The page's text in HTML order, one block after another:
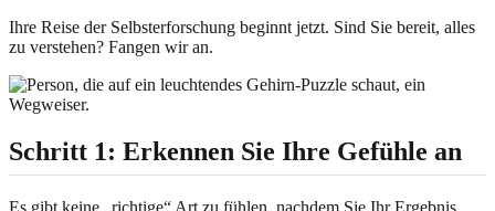
Ihre Reise der Selbsterforschung beginnt jetzt. Sind Sie bereit, alles
zu verstehen? Fangen wir an.
Schritt 1: Erkennen Sie Ihre Gefühle an
Es gibt keine „richtige“ Art zu fühlen, nachdem Sie Ihr Ergebnis